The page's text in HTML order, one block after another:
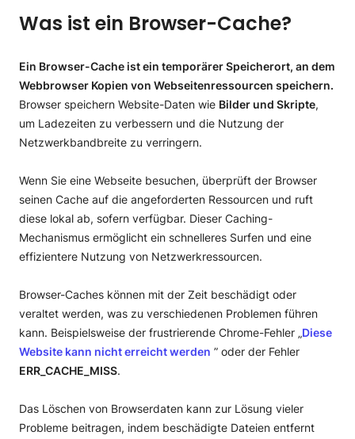
DNS-Einstellungen zurück
Netzwerkeinstellungen
Abschluss
Was ist ein Browser-Cache?
Ein Browser-Cache ist ein temporärer Speicherort, an dem
Webbrowser Kopien von Webseitenressourcen speichern.
Browser speichern Website-Daten wie Bilder und Skripte,
um Ladezeiten zu verbessern und die Nutzung der
Netzwerkbandbreite zu verringern.
Wenn Sie eine Webseite besuchen, überprüft der Browser
seinen Cache auf die angeforderten Ressourcen und ruft
diese lokal ab, sofern verfügbar. Dieser Caching-
Mechanismus ermöglicht ein schnelleres Surfen und eine
effizientere Nutzung von Netzwerkressourcen.
Browser-Caches können mit der Zeit beschädigt oder
veraltet werden, was zu verschiedenen Problemen führen
kann. Beispielsweise der frustrierende Chrome-Fehler „Diese
Website kann nicht erreicht werden ” oder der Fehler
ERR_CACHE_MISS.
Das Löschen von Browserdaten kann zur Lösung vieler
Probleme beitragen, indem beschädigte Dateien entfernt